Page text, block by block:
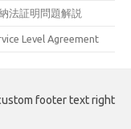
法証明問題解説
Level Agreement
footer text right